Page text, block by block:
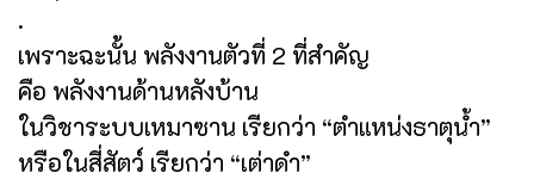
.
เพราะฉะนั้น พลังงานตัวที่ 2 ที่สำคัญ
คือ พลังงานด้านหลังบ้าน
ในวิชาระบบเหมาซาน เรียกว่า “ตำแหน่งธาตุน้ำ”
หรือในสี่สัตว์ เรียกว่า “เต่าดำ”